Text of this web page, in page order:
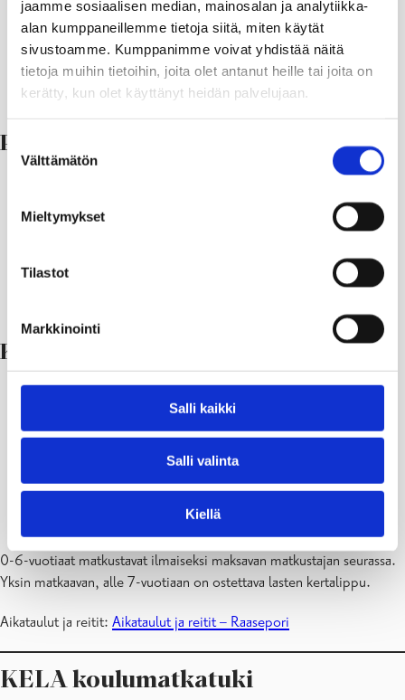
jaamme sosiaalisen median, mainosalan ja analytiikka-
alan kumppaneillemme tietoja siitä, miten käytät
sivustoamme. Kumppanimme voivat yhdistää näitä
tietoja muihin tietoihin, joita olet antanut heille tai joita on
kerätty, kun olet käyttänyt heidän palvelujaan.
Suostumuksen
valinta
Välttämätön
Mieltymykset
Tilastot
Markkinointi
Salli kaikki
Salli valinta
Kiellä
kioski Tammisaari)
Kertalippu (ostettuna
mobiilisovelluksessa /
matkakortin arvolla)
3,60 € 1,80 € 3,60
Päivälippu 1.1.2025 –
Lipputuote
(yli 65-
Päivälippu,
8,40 €
Kausilippu 1.1.2025 –
Lipputuote
Aikuinen
(17 vuotta ja
Lapsi
(7-16-
(yli 65-
30-päivän
48,75
0-6-vuotiaat matkustavat ilmaiseksi maksavan matkustajan seurassa.
Yksin matkaavan, alle 7-vuotiaan on ostettava lasten kertalippu.
Aikataulut ja reitit: Aikataulut ja reitit – Raasepori
KELA koulumatkatuki